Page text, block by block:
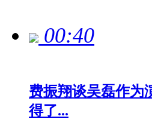
00:40
费振翔谈吴磊作为
得了...